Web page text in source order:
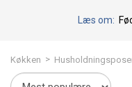
Læs om:
Køkken >